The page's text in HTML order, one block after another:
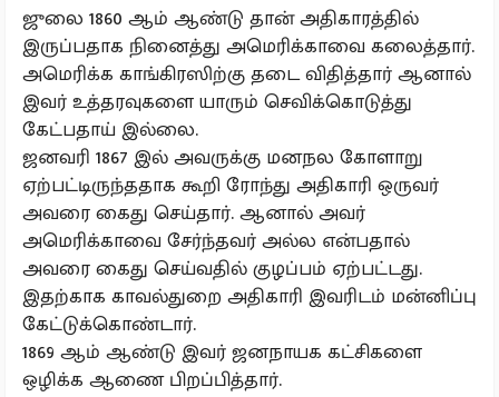
ஜுலை 1860 ஆம் ஆண்டு தான் அதிகாரத்தில்
இருப்பதாக நினைத்து அமெரிக்காவை கலைத்தார்.
அமெரிக்க காங்கிரஸிற்கு தடை விதித்தார் ஆனால்
இவர் உத்தரவுகளை யாரும் செவிக்கொடுத்து
கேட்பதாய் இல்லை.
ஜனவரி 1867 இல் அவருக்கு மனநல கோளாறு
ஏற்பட்டிருந்ததாக கூறி ரோந்து அதிகாரி ஒருவர்
அவரை கைது செய்தார். ஆனால் அவர்
அமெரிக்காவை சேர்ந்தவர் அல்ல என்பதால்
அவரை கைது செய்வதில் குழப்பம் ஏற்பட்டது.
இதற்காக காவல்துறை அதிகாரி இவரிடம் மன்னிப்பு
கேட்டுக்கொண்டார்.
1869 ஆம் ஆண்டு இவர் ஜனநாயக கட்சிகளை
ஒழிக்க ஆணை பிறப்பித்தார்.